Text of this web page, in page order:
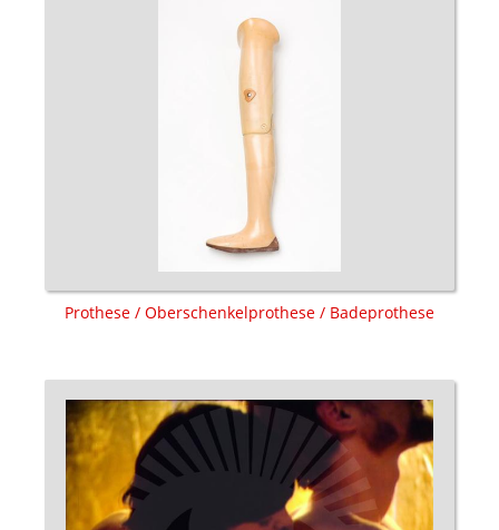
Prothese / Oberschenkelprothese / Badeprothese